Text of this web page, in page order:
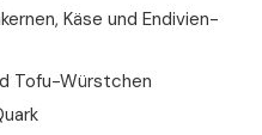
Käse und Endivien-
Tofu-Würstchen